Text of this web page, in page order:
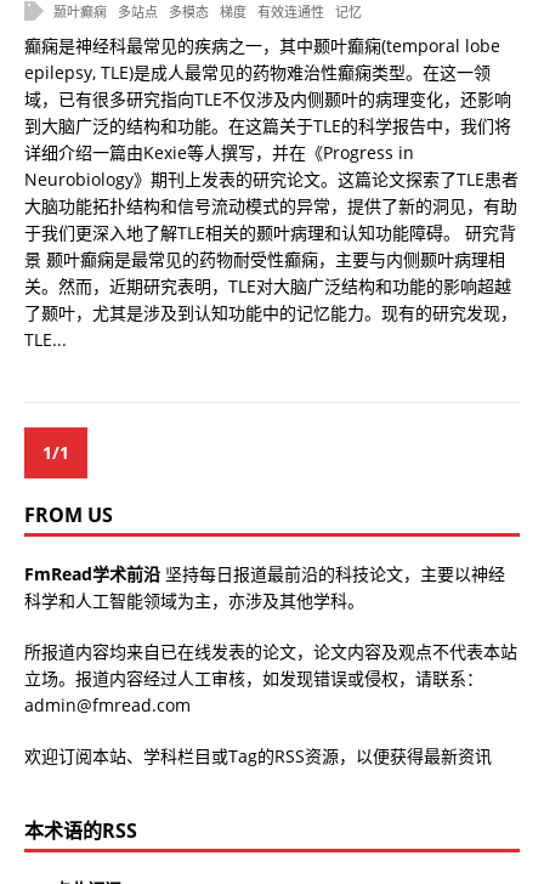
颞叶癫痫
多站点 多模态 梯度 有效连通性 记忆
癫痫是神经科最常见的疾病之一，其中颞叶癫痫(temporal lobe
epilepsy, TLE)是成人最常见的药物难治性癫痫类型。在这一领
域，已有很多研究指向TLE不仅涉及内侧颞叶的病理变化，还影响
到大脑广泛的结构和功能。在这篇关于TLE的科学报告中，我们将
详细介绍一篇由Kexie等人撰写，并在《Progress in
Neurobiology》期刊上发表的研究论文。这篇论文探索了TLE患者
大脑功能拓扑结构和信号流动模式的异常，提供了新的洞见，有助
于我们更深入地了解TLE相关的颞叶病理和认知功能障碍。 研究背
景 颞叶癫痫是最常见的药物耐受性癫痫，主要与内侧颞叶病理相
关。然而，近期研究表明，TLE对大脑广泛结构和功能的影响超越
了颞叶，尤其是涉及到认知功能中的记忆能力。现有的研究发现，
TLE...
1/1
FROM US
FmRead学术前沿 坚持每日报道最前沿的科技论文，主要以神经
科学和人工智能领域为主，亦涉及其他学科。
所报道内容均来自已在线发表的论文，论文内容及观点不代表本站
立场。报道内容经过人工审核，如发现错误或侵权，请联系：
admin@fmread.com
欢迎订阅本站、学科栏目或Tag的RSS资源，以便获得最新资讯
本术语的RSS